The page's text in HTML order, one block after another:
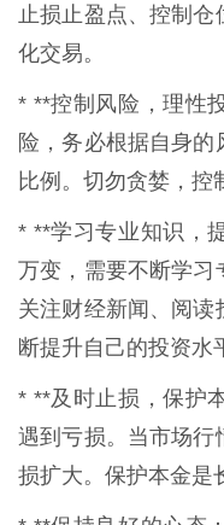
止损止盈点、控制仓
化交易。
* **控制风险，理性
险，务必根据自身
比例。切勿贪婪，控
* **学习专业知识，
万变，需要不断学习
关注财经新闻、阅读
断提升自己的投资水
* **及时止损，保护
遇到亏损。当市场行
损扩大。保护本金是